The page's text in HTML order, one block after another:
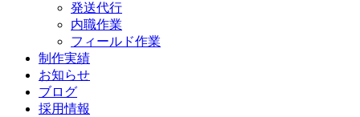
発送代行
内職作業
フィールド作業
制作実績
お知らせ
ブログ
採用情報